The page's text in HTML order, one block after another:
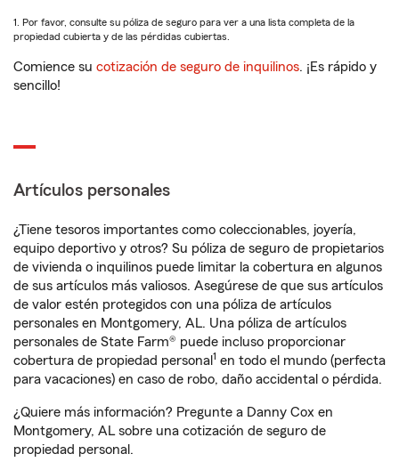
1. Por favor, consulte su póliza de seguro para ver a una lista completa de la
propiedad cubierta y de las pérdidas cubiertas.
Comience su cotización de seguro de inquilinos. ¡Es rápido y
sencillo!
Artículos personales
¿Tiene tesoros importantes como coleccionables, joyería,
equipo deportivo y otros? Su póliza de seguro de propietarios
de vivienda o inquilinos puede limitar la cobertura en algunos
de sus artículos más valiosos. Asegúrese de que sus artículos
de valor estén protegidos con una póliza de artículos
personales en Montgomery, AL. Una póliza de artículos
personales de State Farm® puede incluso proporcionar
cobertura de propiedad personal 1 en todo el mundo (perfecta
para vacaciones) en caso de robo, daño accidental o pérdida.
¿Quiere más información? Pregunte a Danny Cox en
Montgomery, AL sobre una cotización de seguro de
propiedad personal.